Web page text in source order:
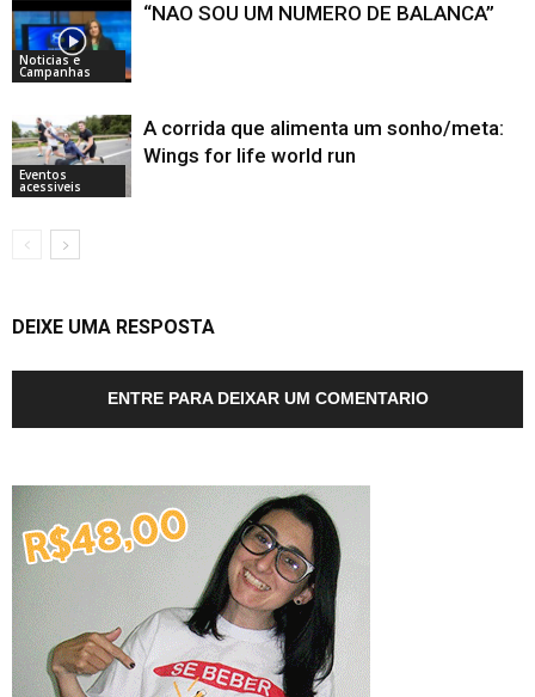
Noticias e
Campanhas
“NAO SOU UM NUMERO DE BALANCA”
Eventos
acessiveis
A corrida que alimenta um sonho/meta:
Wings for life world run
DEIXE UMA RESPOSTA
ENTRE PARA DEIXAR UM COMENTARIO